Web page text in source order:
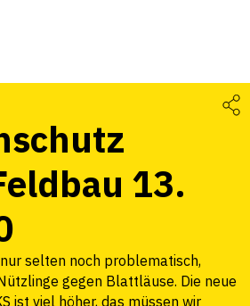
13.
selten noch problematisch,
gegen Blattläuse. Die neue
ist viel höher, das müssen wir